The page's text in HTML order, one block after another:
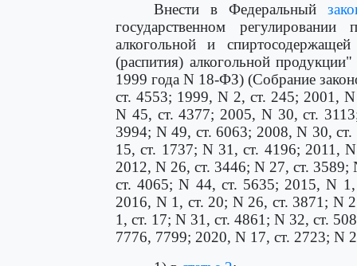
Внести в Федеральный
государственном
алкогольной и
(распития) алкогольной
1999 года N 18-ФЗ) (Собрание
ст. 4553; 1999, N 2, ст. 245; 2001,
N 45, ст. 4377; 2005, N 30, ст.
3994; N 49, ст. 6063; 2008, N 30,
15, ст. 1737; N 31, ст. 4196; 2011,
2012, N 26, ст. 3446; N 27, ст.
ст. 4065; N 44, ст. 5635; 2015, N
2016, N 1, ст. 20; N 26, ст. 3871; N
1, ст. 17; N 31, ст. 4861; N 32, ст.
7776, 7799; 2020, N 17, ст. 2723; N